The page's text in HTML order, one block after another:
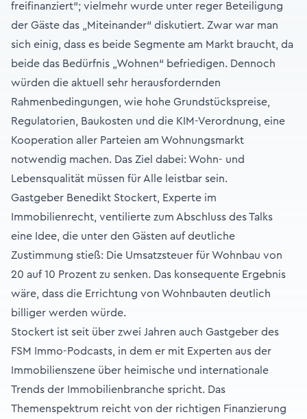
freifinanziert“; vielmehr wurde unter reger Beteiligung
der Gäste das „Miteinander“ diskutiert. Zwar war man
sich einig, dass es beide Segmente am Markt braucht, da
beide das Bedürfnis „Wohnen“ befriedigen. Dennoch
würden die aktuell sehr herausfordernden
Rahmenbedingungen, wie hohe Grundstückspreise,
Regulatorien, Baukosten und die KIM-Verordnung, eine
Kooperation aller Parteien am Wohnungsmarkt
notwendig machen. Das Ziel dabei: Wohn- und
Lebensqualität müssen für Alle leistbar sein.
Gastgeber Benedikt Stockert, Experte im
Immobilienrecht, ventilierte zum Abschluss des Talks
eine Idee, die unter den Gästen auf deutliche
Zustimmung stieß: Die Umsatzsteuer für Wohnbau von
20 auf 10 Prozent zu senken. Das konsequente Ergebnis
wäre, dass die Errichtung von Wohnbauten deutlich
billiger werden würde.
Stockert ist seit über zwei Jahren auch Gastgeber des
FSM Immo-Podcasts, in dem er mit Experten aus der
Immobilienszene über heimische und internationale
Trends der Immobilienbranche spricht. Das
Themenspektrum reicht von der richtigen Finanzierung